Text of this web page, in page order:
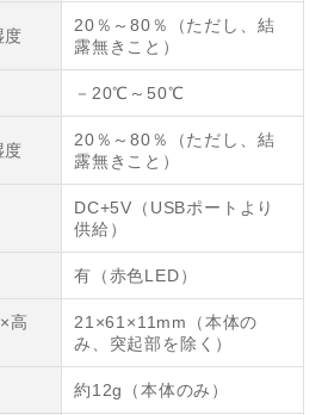
度
20％～80％（ただし、結
露無きこと）
－20℃～50℃
度
20％～80％（ただし、結
露無きこと）
DC+5V（USBポートより
供給）
有（赤色LED）
高
21×61×11mm（本体の
み、突起部を除く）
約12g（本体のみ）